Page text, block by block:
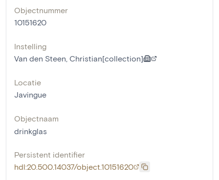
Objectnummer
10151620
Instelling
Van den Steen, Christian[collection]
Locatie
Javingue
Objectnaam
drinkglas
Persistent identifier
hdl:20.500.14037/object.10151620